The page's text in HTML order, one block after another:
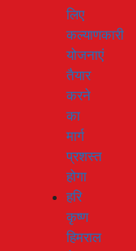
लिए
कल्याणकारी
योजनाएं
तैयार
करने
का
मार्ग
प्रशस्त
होगा
हरि
कृष्ण
हिमराल